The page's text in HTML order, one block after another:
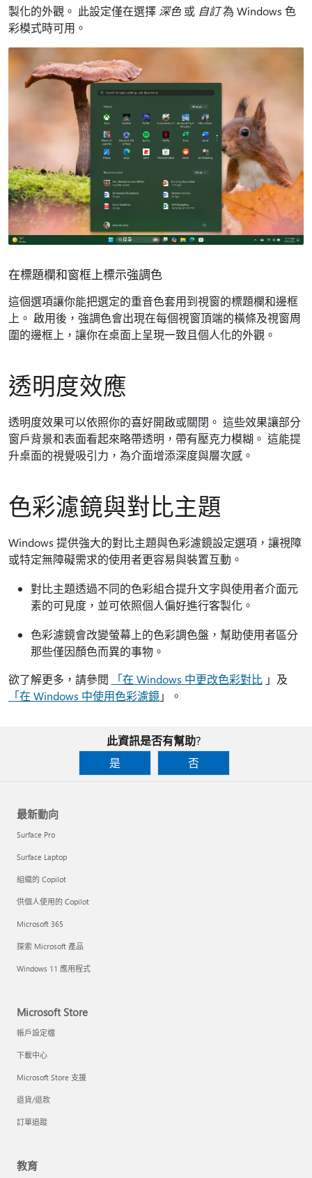
製化的外觀。 此設定僅在選擇 深色 或 自訂為 Windows 色
彩模式時可用。
在標題欄和窗框上標示強調色
這個選項讓你能把選定的重音色套用到視窗的標題欄和邊框
上。 啟用後，強調色會出現在每個視窗頂端的橫條及視窗周
圍的邊框上，讓你在桌面上呈現一致且個人化的外觀。
透明度效應
透明度效果可以依照你的喜好開啟或關閉。 這些效果讓部分
窗戶背景和表面看起來略帶透明，帶有壓克力模糊。 這能提
升桌面的視覺吸引力，為介面增添深度與層次感。
色彩濾鏡與對比主題
Windows 提供強大的對比主題與色彩濾鏡設定選項，讓視障
或特定無障礙需求的使用者更容易與裝置互動。
對比主題透過不同的色彩組合提升文字與使用者介面元
素的可見度，並可依照個人偏好進行客製化。
色彩濾鏡會改變螢幕上的色彩調色盤，幫助使用者區分
那些僅因顏色而異的事物。
欲了解更多，請參閱
「在 Windows 中更改色彩對比 」及
「在 Windows 中使用色彩濾鏡」。
此資訊是否有幫助?
是
否
最新動向
Surface Pro
Surface Laptop
組織的 Copilot
供個人使用的 Copilot
Microsoft 365
探索 Microsoft 產品
Windows 11 應用程式
Microsoft Store
帳戶設定檔
下載中心
Microsoft Store 支援
退貨/退款
訂單追蹤
教育